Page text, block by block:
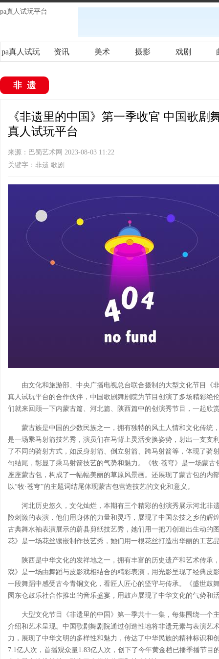
pa真人试玩平台
pa真人试玩 资讯 美术 摄影 戏剧
非遗
《非遗里的中国》第一季收官 中国歌剧
真人试玩平台
来源：巴蜀艺术网 2023-08-03 11:22
关键字：非遗 歌剧
由文化和旅游部、中央广播电视总台联合摄制的大型文化节目《
真人试玩平台的合作伙伴，中国歌剧舞剧院为节目创演了多场精彩绝
们就来回顾一下内蒙古篇、河北篇、陕西篇中的创演秀节目，一起欣
蒙古族是中国的少数民族之一，拥有独特的风土人情和文化传统
是一场乘马射箭技艺秀，演员们在马背上灵活变换姿势，射出一支支
了不同的骑射方式，如反身射箭、倒立射箭、跨马射箭等，体现了骑
句结尾，彰显了乘马射箭技艺的气势和魅力。《牧·苍穹》是一场蒙
座座蒙古包，构成了一幅幅美丽的草原风景画。还展现了蒙古包的内
以“牧·苍穹”的主题词结尾体现蒙古包营造技艺的文化和意义。
河北历史悠久，文化灿烂，本期有三个精彩的创演秀展示河北非
险刺激的表演，他们用身体的力量和灵巧，展现了中国杂技之乡的辉
古典舞水袖表演展示的蔚县剪纸技艺秀，她们用一把刀创造出生动的
花》是一场花丝镶嵌制作技艺秀，她们用一根花丝打造出华丽的工艺
陕西是中华文化的发祥地之一，拥有丰富的历史遗产和艺术传承
戏》是一场由舞蹈与皮影戏相结合的精彩表演，用光影呈现了经典皮
一段舞蹈中感受古今青铜文化，看匠人匠心的坚守与传承。《盛世鼓
园东仓鼓乐社合作推出的音乐盛宴，用鼓声展现了中华文化的气势和
大型文化节目《非遗里的中国》第一季共十一集，每集围绕一个
介绍和艺术呈现。中国歌剧舞剧院通过创造性地将非遗元素与表演艺
力，展现了中华文明的多样性和魅力，传达了中华民族的精神标识和
7.1亿人次，首播观众量1.83亿人次，创下了今年黄金档已播季播节